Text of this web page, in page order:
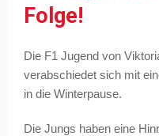
Folge!
Die F1 Jugend von
verabschiedet sich mit
in die Winterpause.
Die Jungs haben eine